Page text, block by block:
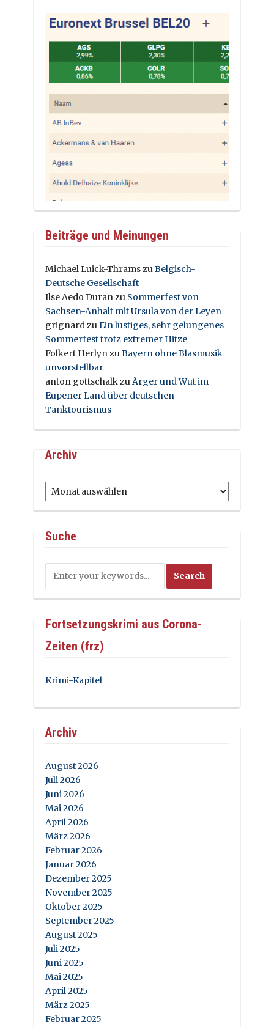
Beiträge und Meinungen
Michael Luick-ThramszuBelgisch-
Deutsche Gesellschaft
Ilse Aedo Duranzu Sommerfest von
Sachsen-Anhalt mit Ursula von der Leyen
grignardzuEin lustiges, sehr gelungenes
Sommerfest trotz extremer Hitze
Folkert HerlynzuBayern ohne Blasmusik
unvorstellbar
anton gottschalkzuÄrger und Wut im
Eupener Land über deutschen
Tanktourismus
Archiv
Archiv
Suche
Fortsetzungskrimi aus Corona-
Zeiten (frz)
Krimi-Kapitel
Archiv
August 2026
Juli 2026
Juni 2026
Mai 2026
April 2026
März 2026
Februar 2026
Januar 2026
Dezember 2025
November 2025
Oktober 2025
September 2025
August 2025
Juli 2025
Juni 2025
Mai 2025
April 2025
März 2025
Februar 2025